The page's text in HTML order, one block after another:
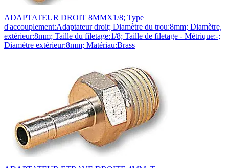
ADAPTATEUR DROIT 8MMX1/8; Type
d'accouplement:Adaptateur droit; Diamètre du trou:8mm; Diamètre,
extérieur:8mm; Taille du filetage:1/8; Taille de filetage - Métrique:-;
Diamètre extérieur:8mm; Matériau:Brass